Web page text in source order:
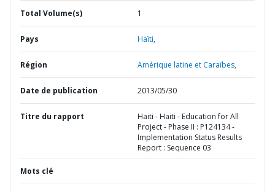
Total Volume(s) 1
Pays Haïti,
Région Amérique latine et Caraïbes,
Date de publication 2013/05/30
Titre du rapport
Haiti - Haiti - Education for All
Project - Phase II : P124134 -
Implementation Status Results
Report : Sequence 03
Mots clé